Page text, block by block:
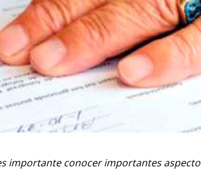
importante conocer importantes